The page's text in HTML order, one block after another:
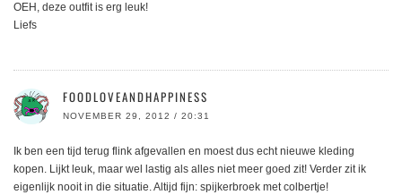
OEH, deze outfit is erg leuk!
Liefs
FOODLOVEANDHAPPINESS
NOVEMBER 29, 2012 / 20:31
Ik ben een tijd terug flink afgevallen en moest dus echt nieuwe kleding
kopen. Lijkt leuk, maar wel lastig als alles niet meer goed zit! Verder zit ik
eigenlijk nooit in die situatie. Altijd fijn: spijkerbroek met colbertje!